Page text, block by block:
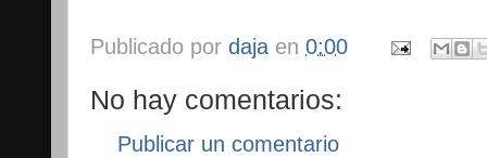
Publicado por daja en 0:00
No hay comentarios:
Publicar un comentario